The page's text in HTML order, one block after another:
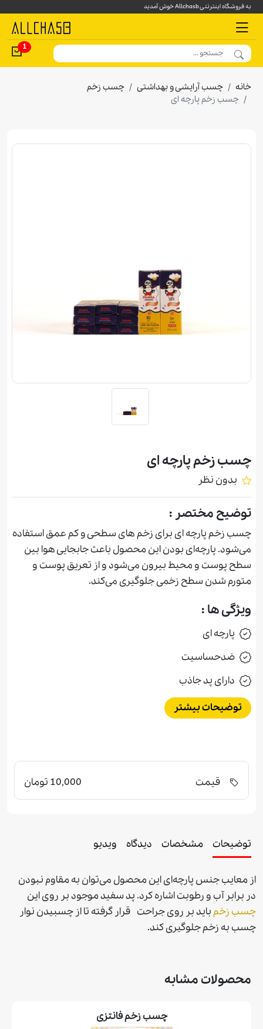
به فروشگاه اینترنتی Allchasb خوش آمدید
1
خانه چسب آرايشی و بهداشتی
چسب زخم
چسب زخم پارچه ای
چسب زخم پارچه ای
بدون نظر
توضیح مختصر :
چسب زخم پارچه ای برای زخم های سطحی و كم عمق استفاده
می‌شود. پارچه‌ای بودن اين محصول باعث جابجايی هوا بین
سطح پوست و محیط بیرون می‌شود و از تعريق پوست و
متورم شدن سطح زخمی جلوگیری می‌کند.
ویژگی ها :
پارچه ای
ضدحساسيت
دارای پد جاذب
توضیحات بیشتر
قیمت 10,000 تومان
توضیحات مشخصات دیدگاه ویدیو
از معايب جنس پارچه‌ای اين محصول می‌توان به مقاوم نبودن
در برابر آب و رطوبت اشاره كرد. پد سفید موجود بر روی اين
چسب زخمباید بر روی جراحت قرار گرفته تا از چسبيدن نوار
چسب به زخم جلوگيری كند.
محصولات مشابه
چسب زخم فانتزی